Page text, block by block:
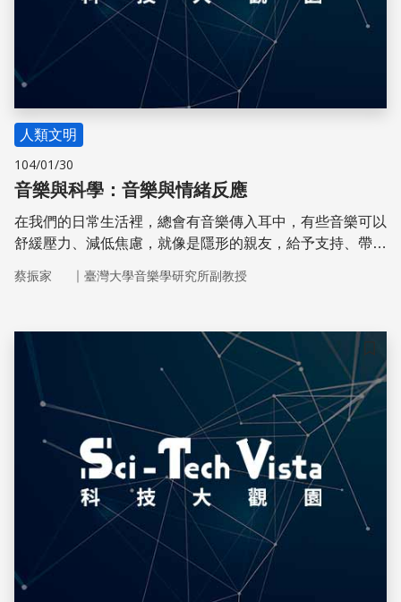
人類文明
104/01/30
音樂與科學：音樂與情緒反應
在我們的日常生活裡，總會有音樂傳入耳中，有些音樂可以
舒緩壓力、減低焦慮，就像是隱形的親友，給予支持、帶來
蔡振家 ｜ 臺灣大學音樂學研究所副教授
儲存